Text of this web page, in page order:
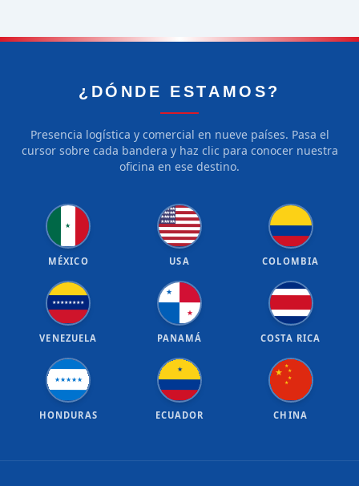
¿DÓNDE ESTAMOS?
Presencia logística y comercial en nueve países. Pasa el
cursor sobre cada bandera y haz clic para conocer nuestra
oficina en ese destino.
★
MÉXICO
★★★★
★★★★★
★★★★★
★★★★★
USA COLOMBIA
★★★★★★★★
VENEZUELA
★
★
PANAMÁ COSTA RICA
★★★★★
HONDURAS
★
ECUADOR
★
★
★
★
★
CHINA